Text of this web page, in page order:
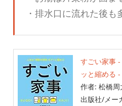
・排水口に流れた後も
すごい家事
ッと縮める -
作者: 松橋周
出版社/メー